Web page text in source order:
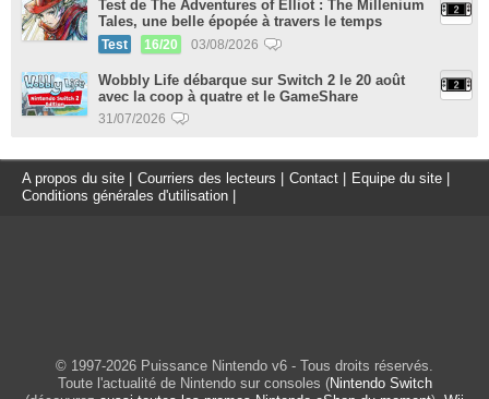
Test de The Adventures of Elliot : The Millenium
Tales, une belle épopée à travers le temps
Test 16/20 03/08/2026
Wobbly Life débarque sur Switch 2 le 20 août
avec la coop à quatre et le GameShare
31/07/2026
A propos du site Courriers des lecteurs Contact Equipe du site
Conditions générales d'utilisation
© 1997-2026 Puissance Nintendo v6 - Tous droits réservés.
Toute l'actualité de Nintendo sur consoles (Nintendo Switch